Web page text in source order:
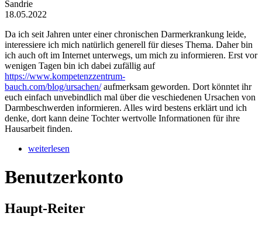
Sandrie
18.05.2022
Da ich seit Jahren unter einer chronischen Darmerkrankung leide,
interessiere ich mich natürlich generell für dieses Thema. Daher bin
ich auch oft im Internet unterwegs, um mich zu informieren. Erst vor
wenigen Tagen bin ich dabei zufällig auf
https://www.kompetenzzentrum-
bauch.com/blog/ursachen/aufmerksam geworden. Dort könntet ihr
euch einfach unvebindlich mal über die veschiedenen Ursachen von
Darmbeschwerden informieren. Alles wird bestens erklärt und ich
denke, dort kann deine Tochter wertvolle Informationen für ihre
Hausarbeit finden.
weiterlesen
Benutzerkonto
Haupt-Reiter